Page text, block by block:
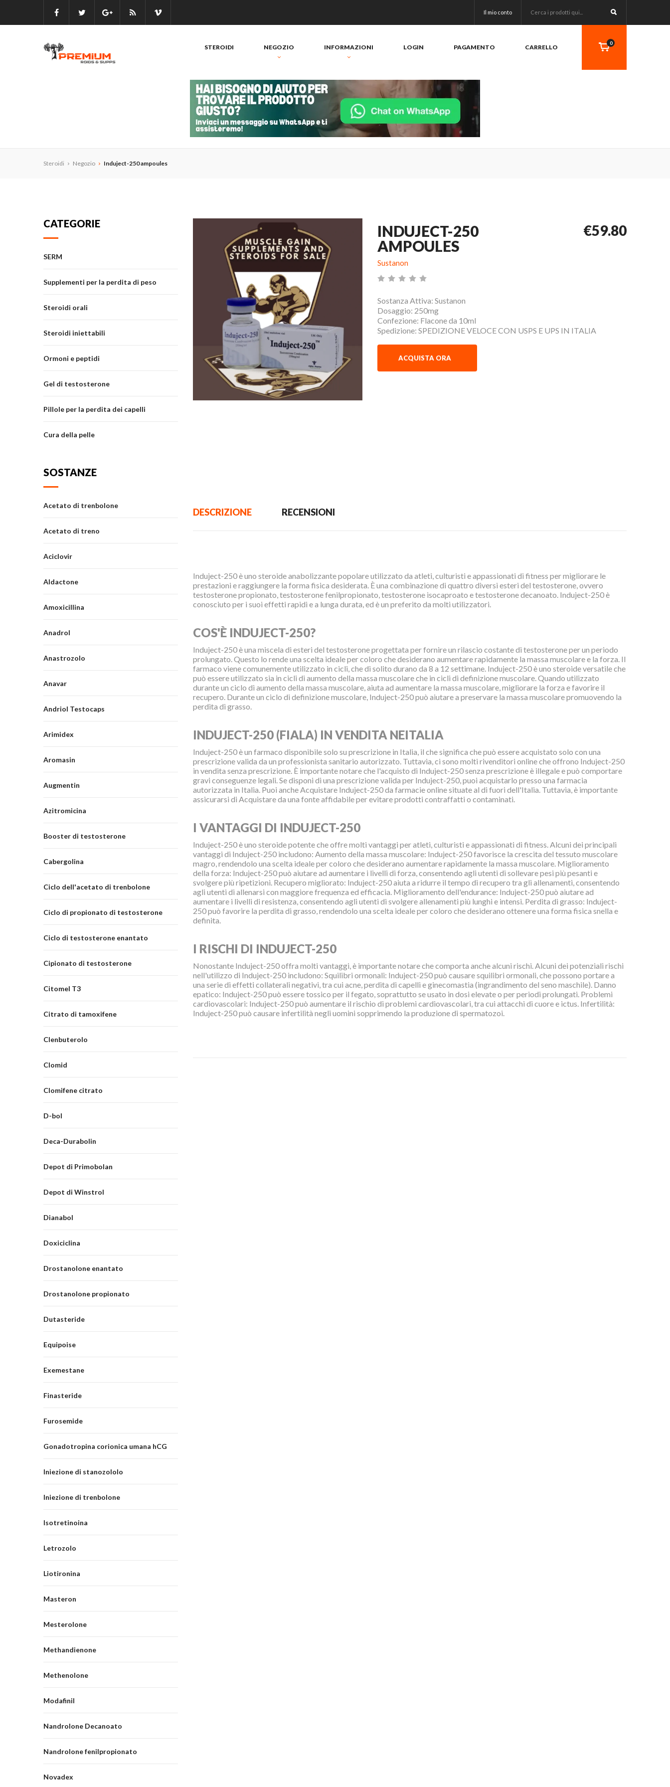
Il mio conto
0
STEROIDI NEGOZIO INFORMAZIONI LOGIN PAGAMENTO CARRELLO
Steroidi Negozio Induject-250 ampoules
INDUJECT-250
AMPOULES
Sustanon
€59.80
Sostanza Attiva: Sustanon
Dosaggio: 250mg
Confezione: Flacone da 10ml
Spedizione: SPEDIZIONE VELOCE CON USPS E UPS IN ITALIA
ACQUISTA ORA
DESCRIZIONE RECENSIONI
Induject-250 è uno steroide anabolizzante popolare utilizzato da atleti, culturisti e appassionati di fitness per migliorare le
prestazioni e raggiungere la forma fisica desiderata. È una combinazione di quattro diversi esteri del testosterone, ovvero
testosterone propionato, testosterone fenilpropionato, testosterone isocaproato e testosterone decanoato. Induject-250 è
conosciuto per i suoi effetti rapidi e a lunga durata, ed è un preferito da molti utilizzatori.
COS'È INDUJECT-250?
Induject-250 è una miscela di esteri del testosterone progettata per fornire un rilascio costante di testosterone per un periodo
prolungato. Questo lo rende una scelta ideale per coloro che desiderano aumentare rapidamente la massa muscolare e la forza. Il
farmaco viene comunemente utilizzato in cicli, che di solito durano da 8 a 12 settimane. Induject-250 è uno steroide versatile che
può essere utilizzato sia in cicli di aumento della massa muscolare che in cicli di definizione muscolare. Quando utilizzato
durante un ciclo di aumento della massa muscolare, aiuta ad aumentare la massa muscolare, migliorare la forza e favorire il
recupero. Durante un ciclo di definizione muscolare, Induject-250 può aiutare a preservare la massa muscolare promuovendo la
perdita di grasso.
INDUJECT-250 (FIALA) IN VENDITA NEITALIA
Induject-250 è un farmaco disponibile solo su prescrizione in Italia, il che significa che può essere acquistato solo con una
prescrizione valida da un professionista sanitario autorizzato. Tuttavia, ci sono molti rivenditori online che offrono Induject-250
in vendita senza prescrizione. È importante notare che l'acquisto di Induject-250 senza prescrizione è illegale e può comportare
gravi conseguenze legali. Se disponi di una prescrizione valida per Induject-250, puoi acquistarlo presso una farmacia
autorizzata in Italia. Puoi anche Acquistare Induject-250 da farmacie online situate al di fuori dell'Italia. Tuttavia, è importante
assicurarsi di Acquistare da una fonte affidabile per evitare prodotti contraffatti o contaminati.
I VANTAGGI DI INDUJECT-250
Induject-250 è uno steroide potente che offre molti vantaggi per atleti, culturisti e appassionati di fitness. Alcuni dei principali
vantaggi di Induject-250 includono: Aumento della massa muscolare: Induject-250 favorisce la crescita del tessuto muscolare
magro, rendendolo una scelta ideale per coloro che desiderano aumentare rapidamente la massa muscolare. Miglioramento
della forza: Induject-250 può aiutare ad aumentare i livelli di forza, consentendo agli utenti di sollevare pesi più pesanti e
svolgere più ripetizioni. Recupero migliorato: Induject-250 aiuta a ridurre il tempo di recupero tra gli allenamenti, consentendo
agli utenti di allenarsi con maggiore frequenza ed efficacia. Miglioramento dell'endurance: Induject-250 può aiutare ad
aumentare i livelli di resistenza, consentendo agli utenti di svolgere allenamenti più lunghi e intensi. Perdita di grasso: Induject-
250 può favorire la perdita di grasso, rendendolo una scelta ideale per coloro che desiderano ottenere una forma fisica snella e
definita.
I RISCHI DI INDUJECT-250
Nonostante Induject-250 offra molti vantaggi, è importante notare che comporta anche alcuni rischi. Alcuni dei potenziali rischi
nell'utilizzo di Induject-250 includono: Squilibri ormonali: Induject-250 può causare squilibri ormonali, che possono portare a
una serie di effetti collaterali negativi, tra cui acne, perdita di capelli e ginecomastia (ingrandimento del seno maschile). Danno
epatico: Induject-250 può essere tossico per il fegato, soprattutto se usato in dosi elevate o per periodi prolungati. Problemi
cardiovascolari: Induject-250 può aumentare il rischio di problemi cardiovascolari, tra cui attacchi di cuore e ictus. Infertilità:
Induject-250 può causare infertilità negli uomini sopprimendo la produzione di spermatozoi.
CATEGORIE
SERM
Supplementi per la perdita di peso
Steroidi orali
Steroidi iniettabili
Ormoni e peptidi
Gel di testosterone
Pillole per la perdita dei capelli
Cura della pelle
SOSTANZE
Acetato di trenbolone
Acetato di treno
Aciclovir
Aldactone
Amoxicillina
Anadrol
Anastrozolo
Anavar
Andriol Testocaps
Arimidex
Aromasin
Augmentin
Azitromicina
Booster di testosterone
Cabergolina
Ciclo dell'acetato di trenbolone
Ciclo di propionato di testosterone
Ciclo di testosterone enantato
Cipionato di testosterone
Citomel T3
Citrato di tamoxifene
Clenbuterolo
Clomid
Clomifene citrato
D-bol
Deca-Durabolin
Depot di Primobolan
Depot di Winstrol
Dianabol
Doxiciclina
Drostanolone enantato
Drostanolone propionato
Dutasteride
Equipoise
Exemestane
Finasteride
Furosemide
Gonadotropina corionica umana hCG
Iniezione di stanozololo
Iniezione di trenbolone
Isotretinoina
Letrozolo
Liotironina
Masteron
Mesterolone
Methandienone
Methenolone
Modafinil
Nandrolone Decanoato
Nandrolone fenilpropionato
Novadex